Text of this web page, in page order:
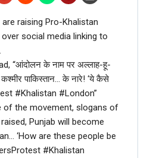
raising Pro-Khalistan
social media linking to
“आंदोलन के नाम पर अल्लाह-हू-
पाकिस्तान… के नारे! ‘ये कैसे
#Khalistan #London”
of the movement, slogans of
Punjab will become
‘How are these people be
#Khalistan